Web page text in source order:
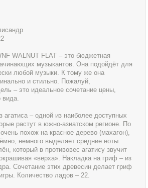
WALNUT FLAT – это бюджетная
музыкантов. Она подойдёт для
любой музыки. К тому же она
и стильно. Пожалуй,
– это идеальное сочетание цены,
вида.
агатиса – одной из наиболее доступных
растут в южно-азиатском регионе. По
похож на красное дерево (махагон),
немного выделяет средние ноты.
который в противовес агатису звучит
«верха». Накладка на гриф – из
Сочетание этих древесин делает гриф
Количество ладов – 22.